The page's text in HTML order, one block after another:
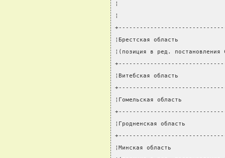
¦                                  ¦
¦                                  ¦
¦Брестская область
¦(позиция в ред.
¦Витебская область
¦Гомельская область
¦Гродненская область
¦Минская область